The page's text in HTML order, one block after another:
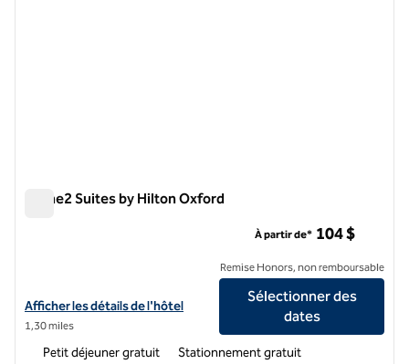
Home2 Suites by Hilton Oxford
Afficher les détails de l'hôtel Home2 Suites by Hilton Oxford
Afficher les détails de l'hôtel
1,30 miles
À partir de* 104 $
Remise Honors, non remboursable
Sélectionner des
dates
Petit déjeuner gratuit
Stationnement gratuit